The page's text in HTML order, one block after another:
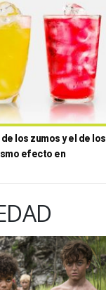
los zumos y el de los
efecto en